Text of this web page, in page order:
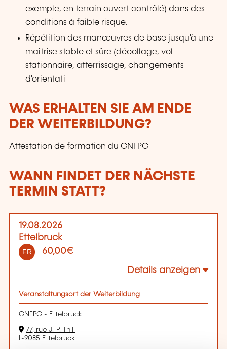
exemple, en terrain ouvert contrôlé) dans des
conditions à faible risque.
Répétition des manœuvres de base jusqu'à une
maîtrise stable et sûre (décollage, vol
stationnaire, atterrissage, changements
d'orientati
WAS ERHALTEN SIE AM ENDE
DER WEITERBILDUNG?
Attestation de formation du CNFPC
WANN FINDET DER NÄCHSTE
TERMIN STATT?
19.08.2026
Ettelbruck
FR 60,00€
Details anzeigen
Veranstaltungsort der Weiterbildung
CNFPC - Ettelbruck
77, rue J.-P. Thill
L-9085 Ettelbruck